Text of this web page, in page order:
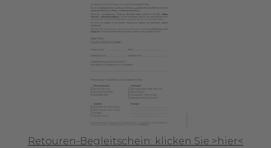
Retouren-Begleitschein: klicken Sie >hier<